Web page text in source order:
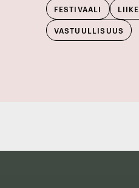
FESTIVAALI
VASTUULLISUUS